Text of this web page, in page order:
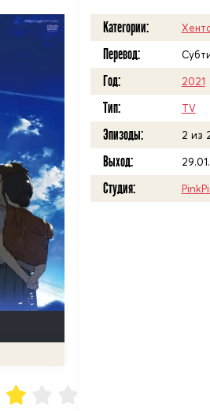
Категории:
Перевод:
Год: 2021
Тип: TV
Эпизоды: 2 из
Выход:
Студия: